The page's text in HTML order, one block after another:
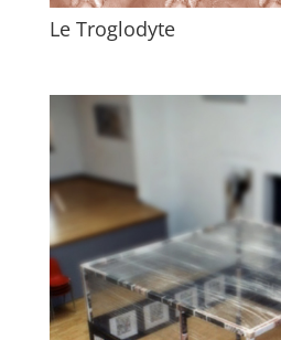
Le Troglodyte